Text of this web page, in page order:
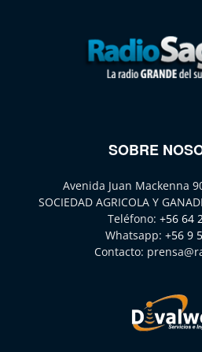
SOBRE
Avenida Juan Mackenna
SOCIEDAD AGRICOLA Y
Teléfono: +56 64
Whatsapp: +56 9
Contacto: